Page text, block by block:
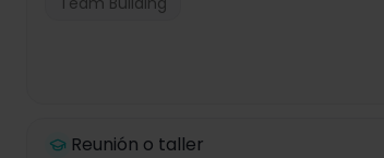
Reunión o taller